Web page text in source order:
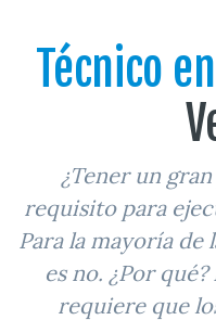
Técnico en
¿Tener un
requisito para
Para la mayoría de
es no. ¿Por
requiere que